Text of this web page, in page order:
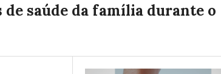
saúde da família durante o